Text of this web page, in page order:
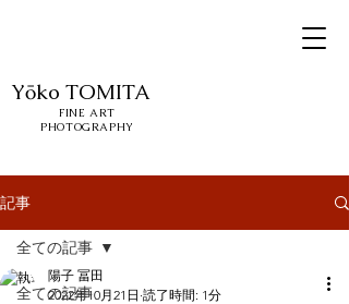
Yōko TOMITA
FINE ART
PHOTOGRAPHY
記事
全ての記事
全ての記事
陽子 冨田
2022年10月21日 読了時間: 1分